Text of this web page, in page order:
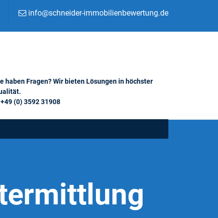
info@schneider-immobilienbewertung.de
haben Fragen? Wir bieten Lösungen in höchster
(0) 3592 31908